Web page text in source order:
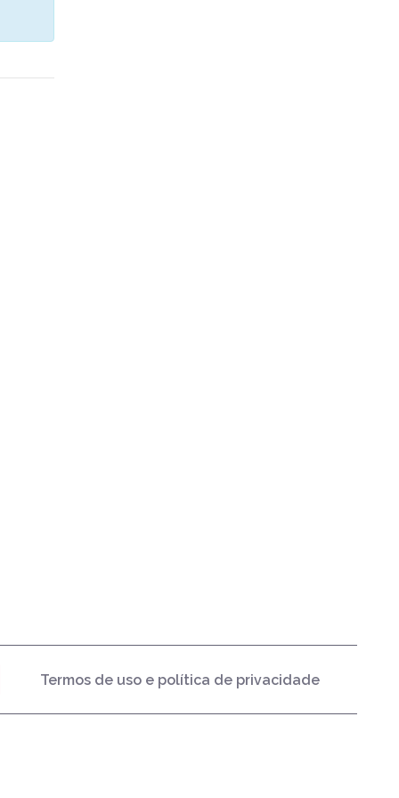
Termos de uso e política de privacidade